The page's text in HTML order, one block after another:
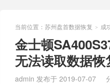
当前位置： 苏州盘首数据恢复 > 成
金士顿
无法读取数据恢
admin 发布于 2019-07-07